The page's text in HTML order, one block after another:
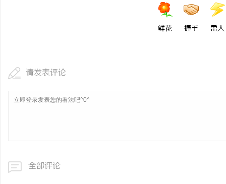
鲜花 握手 雷人
请发表评论
全部评论